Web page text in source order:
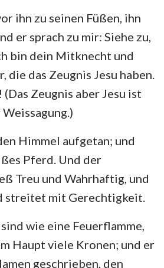
ihn zu seinen Füßen, ihn
er sprach zu mir: Siehe zu,
bin dein Mitknecht und
die das Zeugnis Jesu haben.
Zeugnis aber Jesu ist
Himmel aufgetan; und
Pferd. Und der
Treu und Wahrhaftig, und
streitet mit Gerechtigkeit.
wie eine Feuerflamme,
Haupt viele Kronen; und er
geschrieben, den